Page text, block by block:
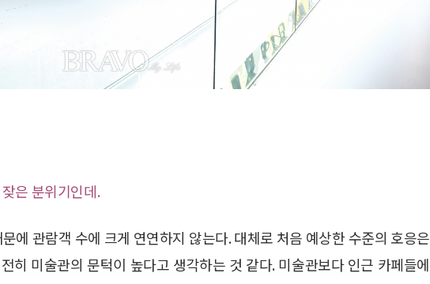
은 분위기인데.
에 관람객 수에 크게 연연하지 않는다. 대체로 처음 예상한 수준의 호응은
히 미술관의 문턱이 높다고 생각하는 것 같다. 미술관보다 인근 카페들에